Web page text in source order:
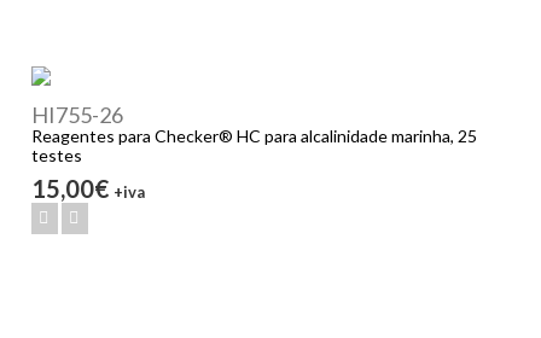
HI755-26
Reagentes para Checker® HC para alcalinidade marinha, 25
testes
15,00€ +iva